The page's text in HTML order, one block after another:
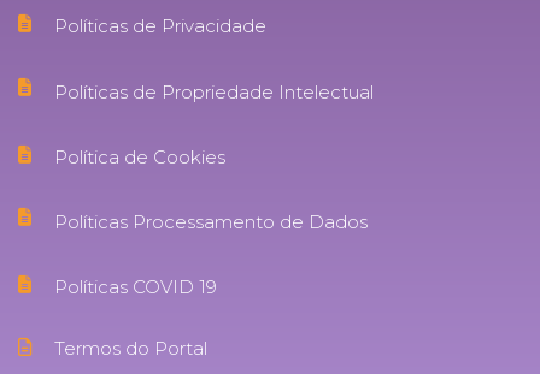
Políticas de Privacidade
Políticas de Propriedade Intelectual
Política de Cookies
Políticas Processamento de Dados
Políticas COVID 19
Termos do Portal